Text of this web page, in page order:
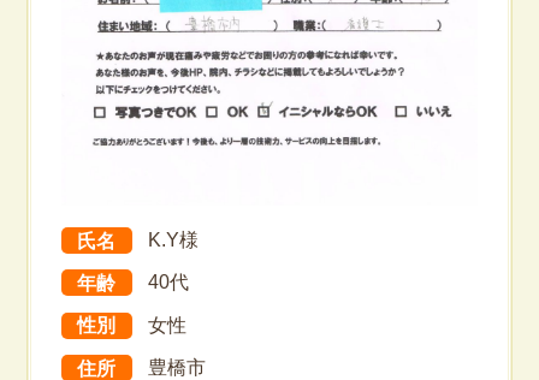
氏名 K.Y様
年齢 40代
性別 女性
住所 豊橋市